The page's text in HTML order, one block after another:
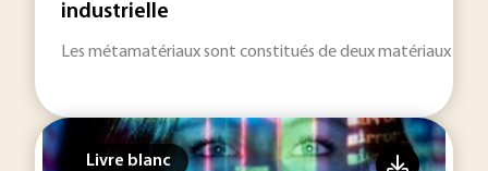
industrielle
Les métamatériaux sont constitués de deux matériaux non
Livre blanc